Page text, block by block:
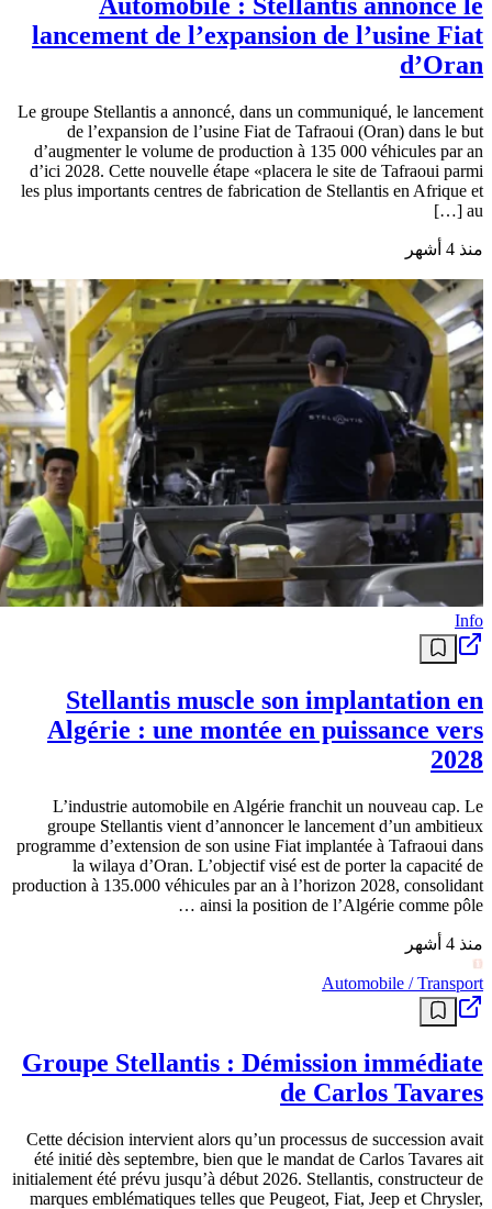
Automobile : Stellantis annonce le
lancement de l’expansion de l’usine Fiat
d’Oran
Le groupe Stellantis a annoncé, dans un communiqué, le lancement
de l’expansion de l’usine Fiat de Tafraoui (Oran) dans le but
d’augmenter le volume de production à 135 000 véhicules par an
d’ici 2028. Cette nouvelle étape «placera le site de Tafraoui parmi
les plus importants centres de fabrication de Stellantis en Afrique et
au […]
منذ 4 أشهر
Info
Stellantis muscle son implantation en
Algérie : une montée en puissance vers
2028
L’industrie automobile en Algérie franchit un nouveau cap. Le
groupe Stellantis vient d’annoncer le lancement d’un ambitieux
programme d’extension de son usine Fiat implantée à Tafraoui dans
la wilaya d’Oran. L’objectif visé est de porter la capacité de
production à 135.000 véhicules par an à l’horizon 2028, consolidant
ainsi la position de l’Algérie comme pôle …
منذ 4 أشهر
Automobile / Transport
Groupe Stellantis : Démission immédiate
de Carlos Tavares
Cette décision intervient alors qu’un processus de succession avait
été initié dès septembre, bien que le mandat de Carlos Tavares ait
initialement été prévu jusqu’à début 2026. Stellantis, constructeur de
marques emblématiques telles que Peugeot, Fiat, Jeep et Chrysler,